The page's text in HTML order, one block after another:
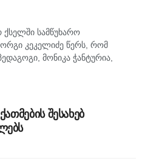
სამწუხარო
კეკელიძე წერს, რომ
მონიკა ჭანტურია,
მიმართ განსაკუთრებული
მგონებია, რომ აქ,
შესახებ